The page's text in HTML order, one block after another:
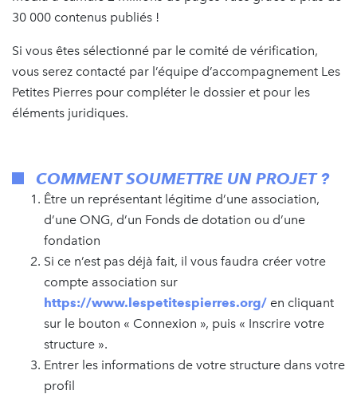
30 000 contenus publiés !
Si vous êtes sélectionné par le comité de vérification,
vous serez contacté par l’équipe d’accompagnement Les
Petites Pierres pour compléter le dossier et pour les
éléments juridiques.
COMMENT SOUMETTRE UN PROJET ?
Être un représentant légitime d’une association,
d’une ONG, d’un Fonds de dotation ou d’une
fondation
Si ce n’est pas déjà fait, il vous faudra créer votre
compte association sur
https://www.lespetitespierres.org/ en cliquant
sur le bouton « Connexion », puis « Inscrire votre
structure ».
Entrer les informations de votre structure dans votre
profil